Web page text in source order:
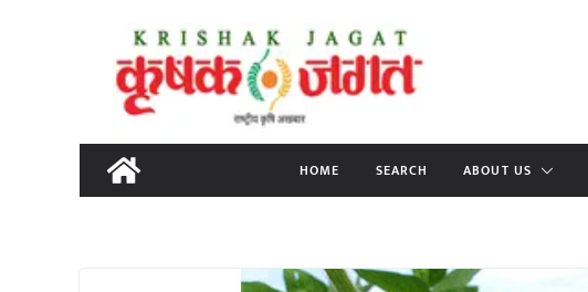
content
HOME SEARCH ABOUT US